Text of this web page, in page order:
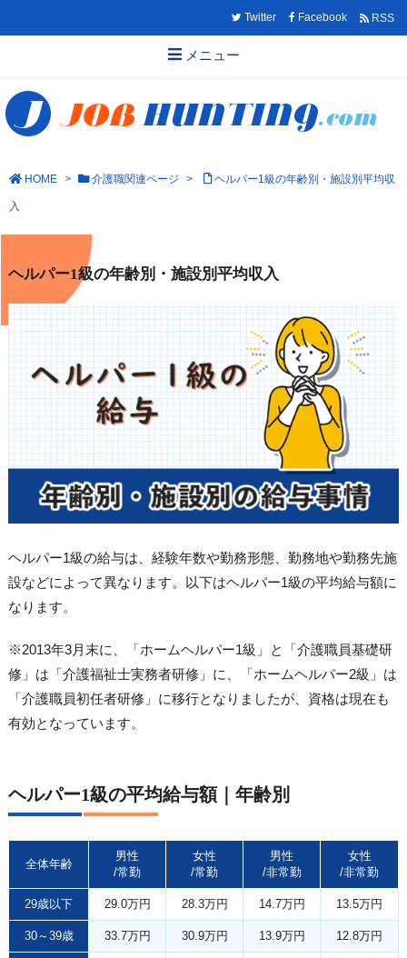
メニュー
Twitter Facebook RSS
HOME > 介護職関連ページ > ヘルパー1級の年齢別・施設別平均収
入
ヘルパー1級の年齢別・施設別平均収入
ヘルパー1級の給与は、経験年数や勤務形態、勤務地や勤務先施
設などによって異なります。以下はヘルパー1級の平均給与額に
なります。
※2013年3月末に、「ホームヘルパー1級」と「介護職員基礎研
修」は「介護福祉士実務者研修」に、「ホームヘルパー2級」は
「介護職員初任者研修」に移行となりましたが、資格は現在も
有効となっています。
ヘルパー1級の平均給与額｜年齢別
全体年齢
男性
/常勤
女性
/常勤
男性
/非常勤
女性
/非常勤
29歳以下 29.0万円 28.3万円 14.7万円 13.5万円
30～39歳 33.7万円 30.9万円 13.9万円 12.8万円